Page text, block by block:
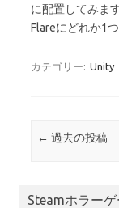
に配置してみま
Flareにどれか1
カテゴリー: Unity
投稿ナビゲーシ
← 過去の投稿
Steamホラーゲ